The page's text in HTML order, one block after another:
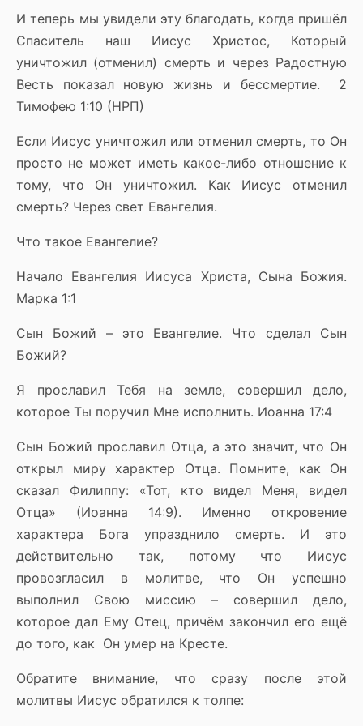
И теперь мы увидели эту благодать, когда пришёл
Спаситель наш Иисус Христос, Который
уничтожил (отменил) смерть и через Радостную
Весть показал новую жизнь и бессмертие. 2
Тимофею 1:10 (НРП)
Если Иисус уничтожил или отменил смерть, то Он
просто не может иметь какое-либо отношение к
тому, что Он уничтожил. Как Иисус отменил
смерть? Через свет Евангелия.
Что такое Евангелие?
Начало Евангелия Иисуса Христа, Сына Божия.
Марка 1:1
Сын Божий – это Евангелие. Что сделал Сын
Божий?
Я прославил Тебя на земле, совершил дело,
которое Ты поручил Мне исполнить. Иоанна 17:4
Сын Божий прославил Отца, а это значит, что Он
открыл миру характер Отца. Помните, как Он
сказал Филиппу: «Тот, кто видел Меня, видел
Отца» (Иоанна 14:9). Именно откровение
характера Бога упразднило смерть. И это
действительно так, потому что Иисус
провозгласил в молитве, что Он успешно
выполнил Свою миссию – совершил дело,
которое дал Ему Отец, причём закончил его ещё
до того, как Он умер на Кресте.
Обратите внимание, что сразу после этой
молитвы Иисус обратился к толпе: